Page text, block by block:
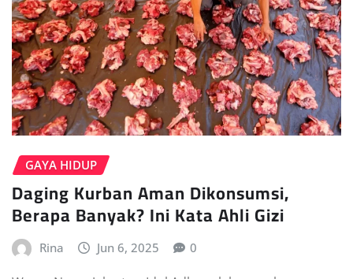
GAYA HIDUP
Daging Kurban Aman Dikonsumsi,
Berapa Banyak? Ini Kata Ahli Gizi
Rina Jun 6, 2025 0